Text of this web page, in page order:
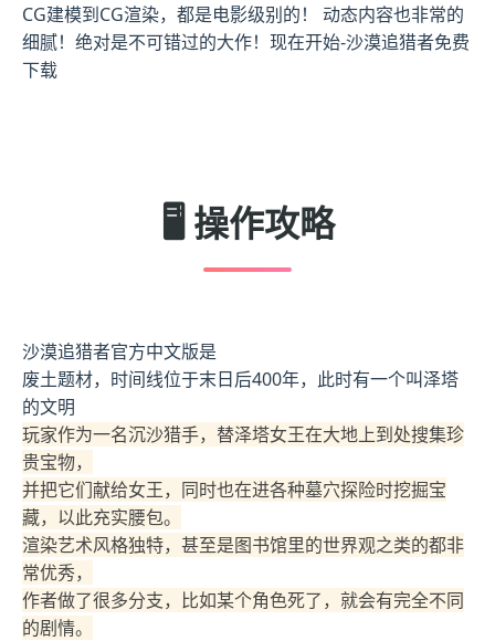
CG建模到CG渲染，都是电影级别的！ 动态内容也非常的
细腻！绝对是不可错过的大作！现在开始-沙漠追猎者免费
下载
🖥️ 操作攻略
沙漠追猎者官方中文版是
废土题材，时间线位于末日后400年，此时有一个叫泽塔
的文明
玩家作为一名沉沙猎手，替泽塔女王在大地上到处搜集珍
贵宝物，
并把它们献给女王，同时也在进各种墓穴探险时挖掘宝
藏，以此充实腰包。
渲染艺术风格独特，甚至是图书馆里的世界观之类的都非
常优秀，
作者做了很多分支，比如某个角色死了，就会有完全不同
的剧情。